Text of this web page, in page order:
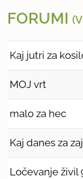
FORUMI
Kaj jutri za
MOJ vrt
malo za hec
Kaj danes za
Ločevanje živil